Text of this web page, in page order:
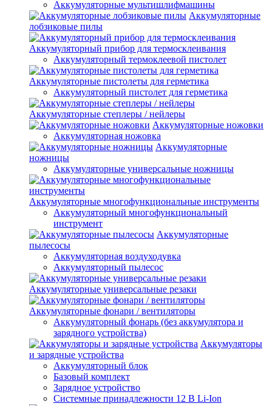
Аккумуляторные мультишлифмашины
Аккумуляторные
лобзиковые пилы
Аккумуляторный прибор для термосклеивания
Аккумуляторный термоклеевой пистолет
Аккумуляторные пистолеты для герметика
Аккумуляторный пистолет для герметика
Аккумуляторные степлеры / нейлеры
Аккумуляторные ножовки
Аккумуляторная ножовка
Аккумуляторные
ножницы
Аккумуляторные универсальные ножницы
Аккумуляторные многофункциональные инструменты
Аккумуляторный многофункциональный
инструмент
Аккумуляторные
пылесосы
Аккумуляторная воздуходувка
Аккумуляторный пылесос
Аккумуляторные универсальные резаки
Аккумуляторные фонари / вентиляторы
Аккумуляторный фонарь (без аккумулятора и
зарядного устройства)
Аккумуляторы
и зарядные устройства
Аккумуляторный блок
Базовый комплект
Зарядное устройство
Системные принадлежности 12 В Li-Ion